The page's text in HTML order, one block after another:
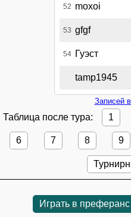
52 moxoi
53 gfgf
54 Гуэст
tamp1945
Записей
Таблица после тура: 1
6 7 8 9
Играть в преферанс